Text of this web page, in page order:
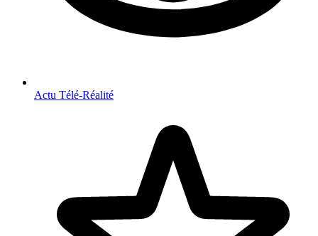
Actu Télé-Réalité